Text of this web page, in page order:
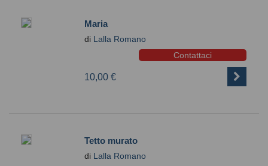
Maria
di Lalla Romano
Contattaci
10,00 €
Tetto murato
di Lalla Romano